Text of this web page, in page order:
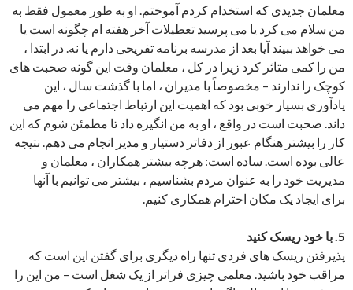
معلمان جدیدی که استخدام کردم آموختم. او به طور معمول فقط به
من سلام می کرد یا می پرسید تعطیلات آخر هفته ام چگونه است یا
می خواهد ببیند آیا بعد از مدرسه برنامه تفریحی دارم یا نه. در ابتدا ،
من را کمی متاثر کرد زیرا در کل ، معلمان وقت این گونه صحبت های
کوچک را ندارند – مخصوصاً با مدیران ، اما با گذشت سال ، این
یادآوری بسیار خوبی بود که اهمیت این ارتباط اجتماعی را مهم می
داند. صحبت است در واقع ، او به من انگیزه داد تا مطمئن شوم که این
کار را بیشتر هنگام عبور از دفاتر دستیار و مدیر انجام می دهم. نتیجه
عالی بوده است. ساده است: هرچه بیشتر همکاران ، معلمان و
مدیریت خود را به عنوان مردم بشناسیم ، بیشتر می توانیم با آنها
برای ایجاد یک مکان احترام همکاری کنیم.
5. با خود ریسک کنید
پذیرفتن ریسک های فردی تنها راه دیگری برای گفتن این است که
مراقب خود باشید. معلمی چیزی فراتر از یک شغل است – من این را